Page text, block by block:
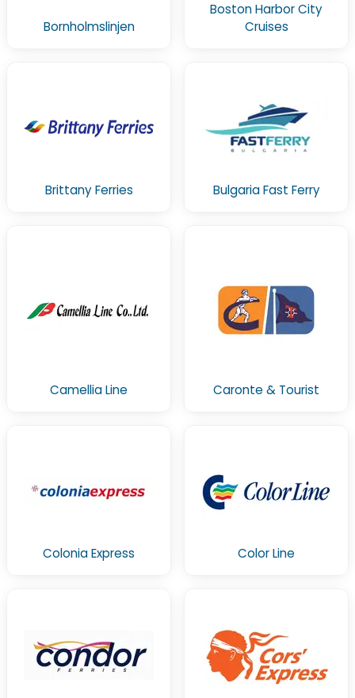
Bornholmslinjen
Boston Harbor City
Cruises
Brittany Ferries Bulgaria Fast Ferry
Camellia Line Caronte & Tourist
Colonia Express Color Line